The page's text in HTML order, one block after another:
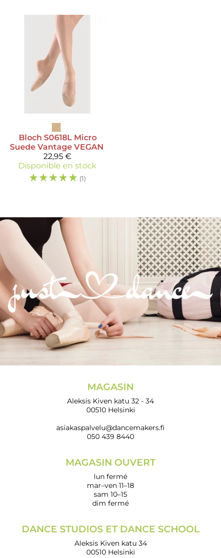
Bloch S0618L Micro
Suede Vantage VEGAN
22,95 €
Disponible en stock
☆☆☆☆☆ (1)
MAGASIN
Aleksis Kiven katu 32 - 34
00510 Helsinki
asiakaspalvelu@dancemakers.fi
050 439 8440
MAGASIN OUVERT
lun fermé
mar–ven 11–18
sam 10–15
dim fermé
DANCE STUDIOS ET DANCE SCHOOL
Aleksis Kiven katu 34
00510 Helsinki